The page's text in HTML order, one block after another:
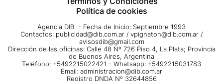
Política de cookies
Agencia DIB - Fecha de Inicio: Septiembre 1993
Contactos: publicidad@dib.com.ar / vpignaton@dib.com.ar /
avisosdib@gmail.com
Dirección de las oficinas: Calle 48 Nº 726 Piso 4, La Plata; Provincia
de Buenos Aires, Argentina
Teléfono: +5492215022421 - Whatsapp: +5492215031783
Email: administracion@dib.com.ar
Registro DNDA Nº 32644856